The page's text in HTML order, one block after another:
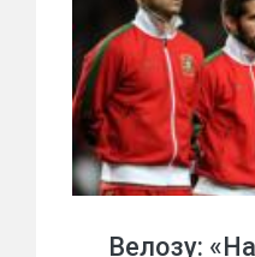
Велозу: